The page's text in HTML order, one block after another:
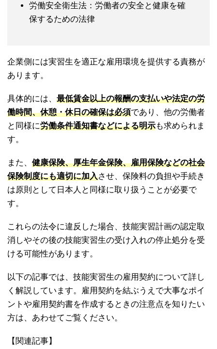
労働安全衛生法：労働者の安全と健康を確
保するための法律
企業側には実習生を適正な雇用環境を提供する責務が
あります。
具体的には、 最低賃金以上の報酬の支払いや法定の労
働時間、休憩・休日の確保は必須であり、他の労働者
と同様に労働条件通知書などによる明示も求められま
す。
また、 健康保険、厚生年金保険、雇用保険などの社会
保険制度にも適切に加入させ、保険料の負担や手続き
は原則として日本人と同様に取り扱うことが必要で
す。
これらの法令に違反した場合、技能実習計画の認定取
消しやその後の技能実習生の受け入れの停止処分を受
ける可能性があります。
以下の記事では、技能実習生の雇用契約について詳し
く解説しています。雇用契約を結ぶうえで大事なポイ
ントや雇用契約書を作成するときの注意点を知りたい
方は、あわせてご覧ください。
【関連記事】